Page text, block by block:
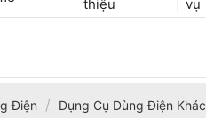
Điện / Dụng Cụ Dùng Điện Khác